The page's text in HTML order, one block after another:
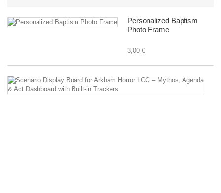
Personalized Baptism
Photo Frame
3,00 €